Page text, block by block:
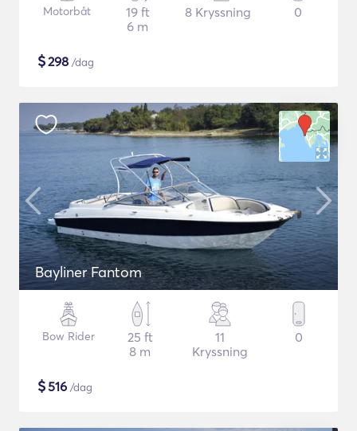
Motorbåt
19 ft
6 m
8 Kryssning 0
$298 /dag
Bayliner Fantom
Bow Rider
25 ft
8 m
11
Kryssning
0
$516 /dag